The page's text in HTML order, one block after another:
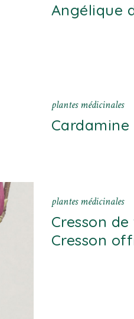
Angélique
plantes médicinales
Cardamine
plantes médicinales
Cresson
Cresson